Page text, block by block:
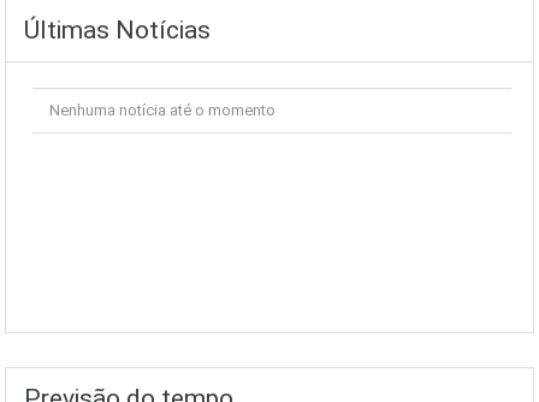
Últimas Notícias
Nenhuma notícia até o momento